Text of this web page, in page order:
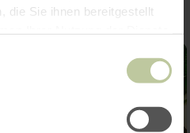
die Sie ihnen bereitgestellt